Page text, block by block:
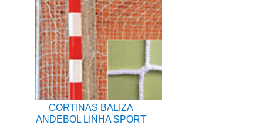
CORTINAS BALIZA
ANDEBOL LINHA SPORT